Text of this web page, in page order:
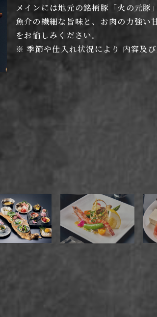
メインには地元の銘柄豚「火の元豚
魚介の繊細な旨味と、お肉の力強い
をお愉しみください。
※ 季節や仕入れ状況により 内容及び